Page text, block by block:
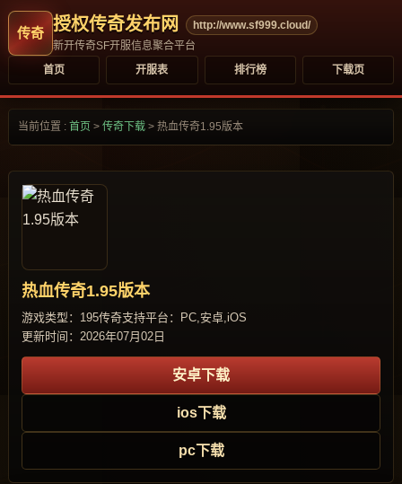
授权传奇发布网
http://www.sf999.cloud/
新开传奇SF开服信息聚合平台
首页
开服表 排行榜 下载页
当前位置 : 首页 > 传奇下载 > 热血传奇1.95版本
热血传奇1.95版本
游戏类型：195传奇支持平台：PC,安卓,iOS
更新时间：2026年07月02日
安卓下载
ios下载
pc下载